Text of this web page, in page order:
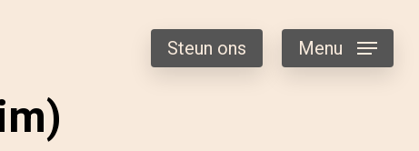
Steun ons Menu